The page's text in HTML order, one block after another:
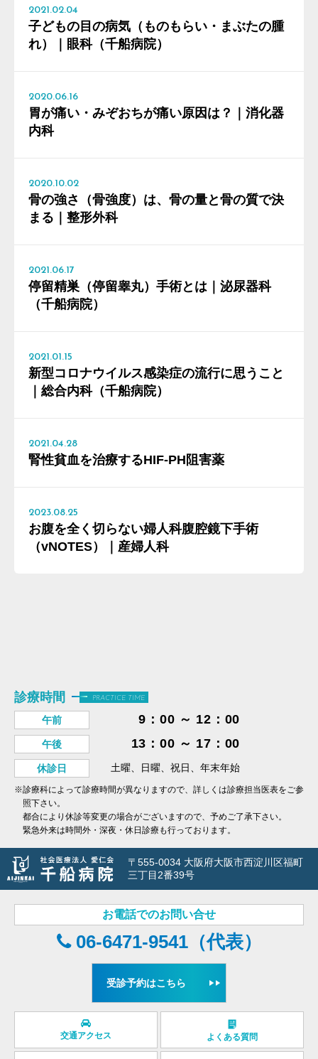
2021.02.04
子どもの目の病気（ものもらい・まぶたの腫
れ）｜眼科（千船病院）
2020.06.16
胃が痛い・みぞおちが痛い原因は？｜消化器
内科
2020.10.02
骨の強さ（骨強度）は、骨の量と骨の質で決
まる｜整形外科
2021.06.17
停留精巣（停留睾丸）手術とは｜泌尿器科
（千船病院）
2021.01.15
新型コロナウイルス感染症の流行に思うこと
｜総合内科（千船病院）
2021.04.28
腎性貧血を治療するHIF-PH阻害薬
2023.08.25
お腹を全く切らない婦人科腹腔鏡下手術
（vNOTES）｜産婦人科
診療時間 PRACTICE TIME
午前 9：00 ～ 12：00
午後 13：00 ～ 17：00
休診日 土曜、日曜、祝日、年末年始
※診療科によって診療時間が異なりますので、詳しくは診療担当医表をご参
照下さい。
都合により休診等変更の場合がございますので、予めご了承下さい。
緊急外来は時間外・深夜・休日診療も行っております。
〒555-0034 大阪府大阪市西淀川区福町
三丁目2番39号
お電話でのお問い合せ
06-6471-9541（代表）
受診予約はこちら
交通アクセス よくある質問